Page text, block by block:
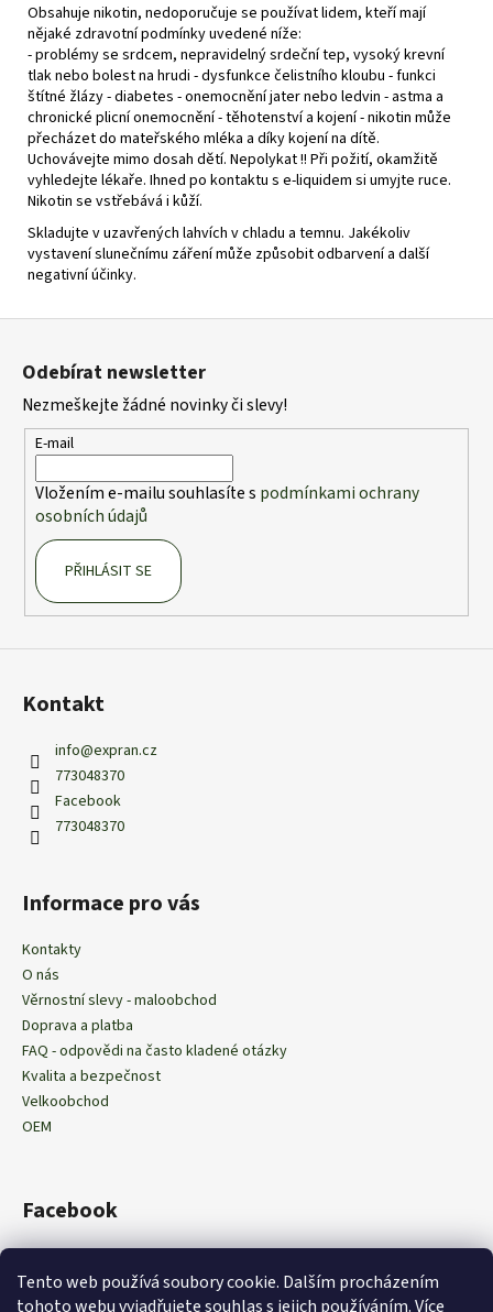
Tento web používá soubory cookie. Dalším procházením
tohoto webu vyjadřujete souhlas s jejich používáním. Více
Obsahuje nikotin, nedoporučuje se používat lidem, kteří mají
nějaké zdravotní podmínky uvedené níže:
- problémy se srdcem, nepravidelný srdeční tep, vysoký krevní
tlak nebo bolest na hrudi - dysfunkce čelistního kloubu - funkci
štítné žlázy - diabetes - onemocnění jater nebo ledvin - astma a
chronické plicní onemocnění - těhotenství a kojení - nikotin může
přecházet do mateřského mléka a díky kojení na dítě.
Uchovávejte mimo dosah dětí. Nepolykat !! Při požití, okamžitě
vyhledejte lékaře. Ihned po kontaktu s e-liquidem si umyjte ruce.
Nikotin se vstřebává i kůží.
Skladujte v uzavřených lahvích v chladu a temnu. Jakékoliv
vystavení slunečnímu záření může způsobit odbarvení a další
negativní účinky.
Z
Odebírat newsletter
Nezmeškejte žádné novinky či slevy!
E-mail
Vložením e-mailu souhlasíte s podmínkami ochrany
osobních údajů
PŘIHLÁSIT SE
Kontakt
info@expran.cz
773048370
Facebook
773048370
Informace pro vás
Kontakty
O nás
Věrnostní slevy - maloobchod
Doprava a platba
FAQ - odpovědi na často kladené otázky
Kvalita a bezpečnost
Velkoobchod
OEM
Facebook